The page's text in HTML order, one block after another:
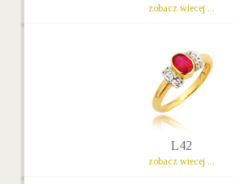
zobacz wiecej ...
L42
zobacz wiecej ...